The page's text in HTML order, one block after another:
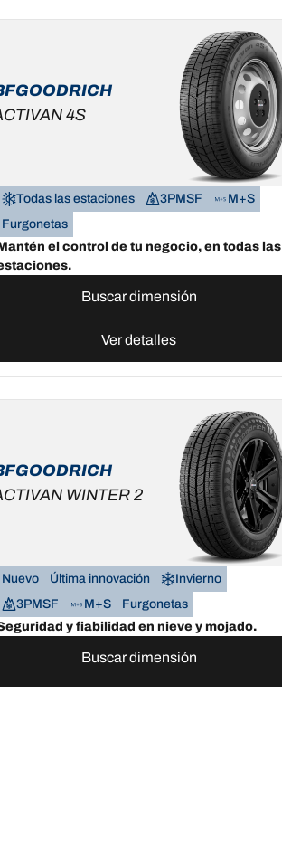
4S
Todas las estaciones 3PMSF
M+S
Furgonetas
el control de tu negocio, en todas las
Buscar dimensión
Ver detalles
WINTER 2
Nuevo Última innovación
Invierno
3PMSF
M+S
Furgonetas
y fiabilidad en nieve y mojado.
Buscar dimensión